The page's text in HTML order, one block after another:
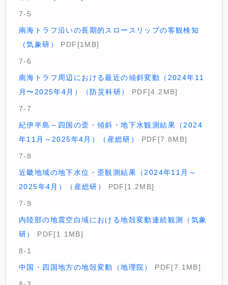
7-5
南海トラフ沿いの長期的スロースリップの客観検知
（気象研）
PDF[1MB]
7-6
南海トラフ周辺における最近の傾斜変動（2024年11
月〜2025年4月）（防災科研）
PDF[4.2MB]
7-7
紀伊半島～四国の歪・傾斜・地下水観測結果（2024
年11月～2025年4月）（産総研）
PDF[7.8MB]
7-8
近畿地域の地下水位・歪観測結果（2024年11月～
2025年4月）（産総研）
PDF[1.2MB]
7-9
内陸部の地震空白域における地殻変動連続観測（気象
研）
PDF[1.1MB]
8-1
中国・四国地方の地殻変動（地理院）
PDF[7.1MB]